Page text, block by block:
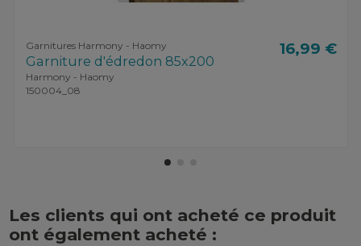
Garnitures Harmony - Haomy
Garniture d'édredon 85x200
Harmony - Haomy
150004_08
16,99 €
Les clients qui ont acheté ce produit
ont également acheté :